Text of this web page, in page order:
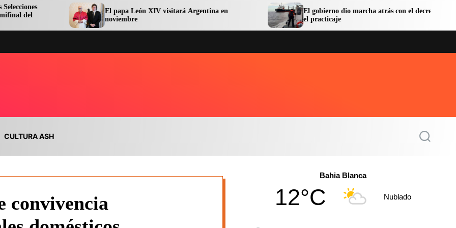
El papa León XIV visitará Argentina en
noviembre
El gobierno dio marcha atrás con el decreto sobre
el practicaje
CULTURA ASH
S
convivencia
Bahia Blanca
12°C Nublado